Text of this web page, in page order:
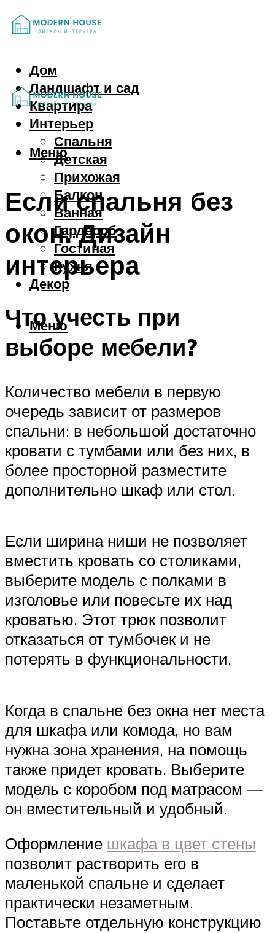
Дом
Ландшафт и сад
Квартира
Интерьер
Спальня
Детская
Прихожая
Балкон
Ванная
Гардероб
Гостиная
Кухня
Декор
Меню
Меню
Если спальня без
окон. Дизайн
интерьера
Что учесть при
выборе мебели?
Количество мебели в первую
очередь зависит от размеров
спальни: в небольшой достаточно
кровати с тумбами или без них, в
более просторной разместите
дополнительно шкаф или стол.
Если ширина ниши не позволяет
вместить кровать со столиками,
выберите модель с полками в
изголовье или повесьте их над
кроватью. Этот трюк позволит
отказаться от тумбочек и не
потерять в функциональности.
Когда в спальне без окна нет места
для шкафа или комода, но вам
нужна зона хранения, на помощь
также придет кровать. Выберите
модель с коробом под матрасом —
он вместительный и удобный.
Оформление шкафа в цвет стены
позволит растворить его в
маленькой спальне и сделает
практически незаметным.
Поставьте отдельную конструкцию